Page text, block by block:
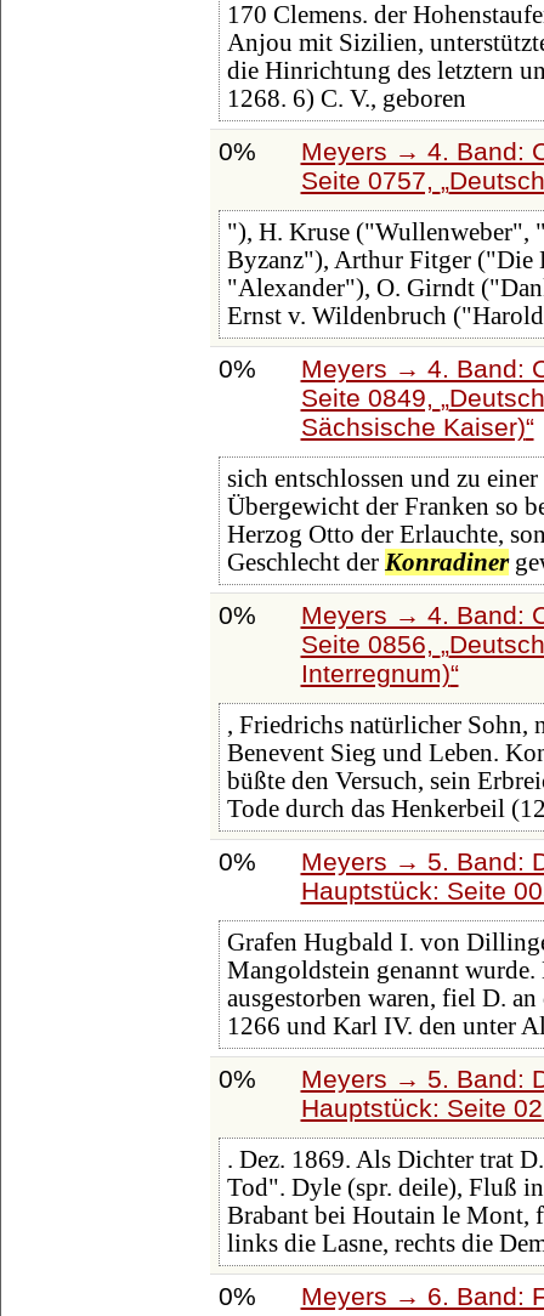
170 Clemens. der
Anjou mit Sizilien,
die Hinrichtung des letztern
1268. 6) C. V., geboren
0%
Meyers → 4. Band:
Seite 0757,
"), H. Kruse ("Wullenweber",
Byzanz"), Arthur Fitger ("Die
"Alexander"), O. Girndt
Ernst v. Wildenbruch
0%
Meyers → 4. Band:
Seite 0849,
Sächsische Kaiser)
sich entschlossen und zu
Übergewicht der Franken so
Herzog Otto der Erlauchte,
Geschlecht der Konradiner
0%
Meyers → 4. Band:
Seite 0856,
Interregnum)
, Friedrichs natürlicher Sohn,
Benevent Sieg und Leben.
büßte den Versuch, sein
Tode durch das Henkerbeil
0%
Meyers → 5. Band:
Hauptstück: Seite
Grafen Hugbald I. von
Mangoldstein genannt
ausgestorben waren, fiel D.
1266 und Karl IV. den unter
0%
Meyers → 5. Band:
Hauptstück: Seite
. Dez. 1869. Als Dichter trat
Tod". Dyle (spr. deile), Fluß
Brabant bei Houtain le Mont,
links die Lasne, rechts die
0%
Meyers → 6. Band: